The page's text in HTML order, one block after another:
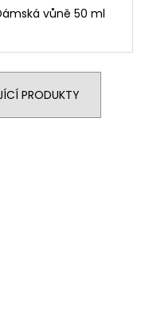
vůně 50 ml
PRODUKTY